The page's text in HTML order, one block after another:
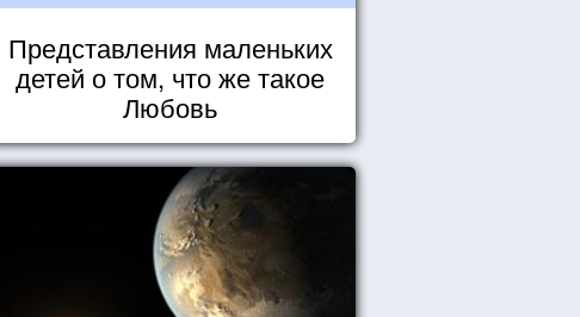
Представления маленьких
детей о том, что же такое
Любовь